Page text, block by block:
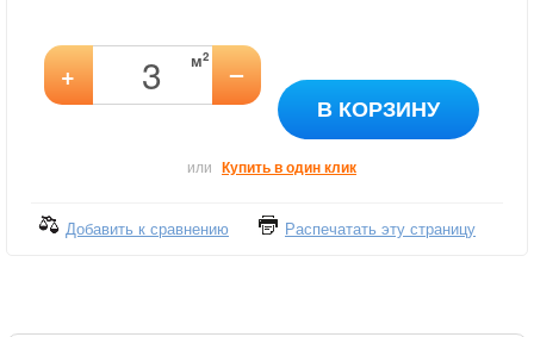
+ м2 –
В КОРЗИНУ
или Купить в один клик
Добавить к сравнению Распечатать эту страницу